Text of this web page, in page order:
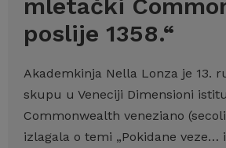
mletački
poslije 1358.“
Akademkinja Nella Lonza je 13.
skupu u Veneciji Dimensioni
Commonwealth veneziano (secoli
izlagala o temi „Pokidane veze…